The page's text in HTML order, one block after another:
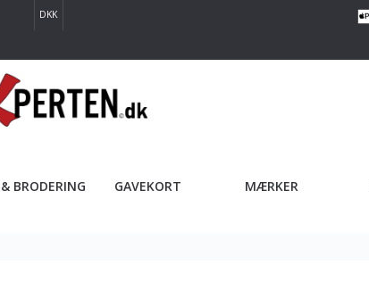
DKK
BRODERING GAVEKORT MÆRKER